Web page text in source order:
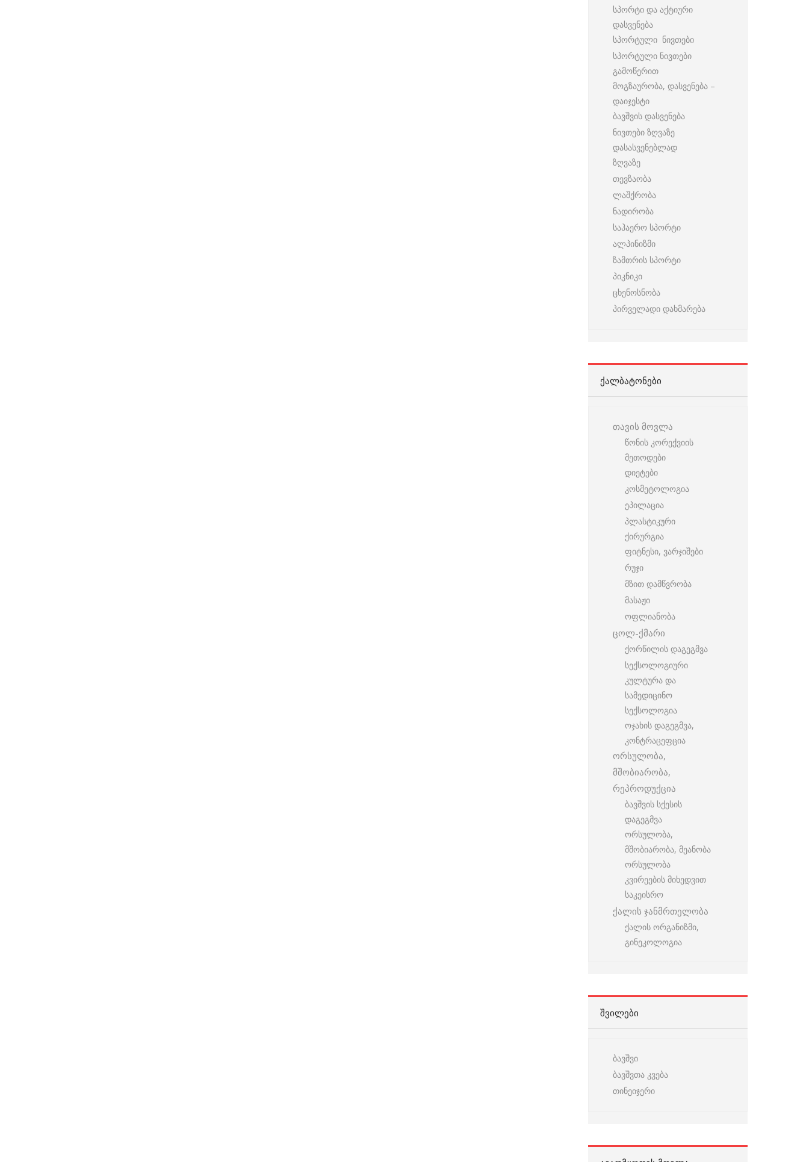
სპორტი და აქტიური
დასვენება
სპორტული ნივთები
სპორტული ნივთები
გამოწერით
მოგზაურობა, დასვენება –
დაიჯესტი
ბავშვის დასვენება
ნივთები ზღვაზე
დასასვენებლად
ზღვაზე
თევზაობა
ლაშქრობა
ნადირობა
საჰაერო სპორტი
ალპინიზმი
ზამთრის სპორტი
პიკნიკი
ცხენოსნობა
პირველადი დახმარება
ᲥᲐᲚᲑᲐᲢᲝᲜᲔᲑᲘ
თავის მოვლა
წონის კორექვიის
მეთოდები
დიეტები
კოსმეტოლოგია
ეპილაცია
პლასტიკური
ქირურგია
ფიტნესი, ვარჯიშები
რუჯი
მზით დამწვრობა
მასაჟი
ოფლიანობა
ცოლ-ქმარი
ქორწილის დაგეგმვა
სექსოლოგიური
კულტურა და
სამედიცინო
სექსოლოგია
ოჯახის დაგეგმვა,
კონტრაცეფცია
ორსულობა,
მშობიარობა,
რეპროდუქცია
ბავშვის სქესის
დაგეგმვა
ორსულობა,
მშობიარობა, მეანობა
ორსულობა
კვირეების მიხედვით
საკეისრო
ქალის ჯანმრთელობა
ქალის ორგანიზმი,
გინეკოლოგია
ᲨᲕᲘᲚᲔᲑᲘ
ბავშვი
ბავშვთა კვება
თინეიჯერი